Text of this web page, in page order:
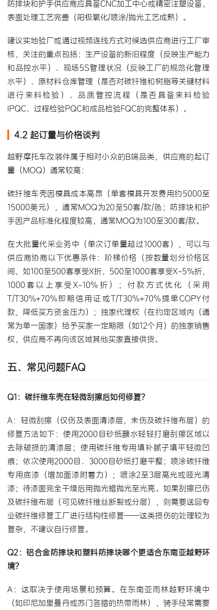
防摔块和护手供应商应具备CNC加工中心或精密注塑设备，
表面处理工艺完善（阳极氧化/喷涂/抛光工艺成熟）。
建议实地验厂或通过视频连线方式对候选供应商进行工厂审
核，关注的重点包括：生产设备的新旧程度（反映生产能力
和品控水平）、现场5S管理状况（反映工厂的规范化管理
水平）、原材料仓库管理（是否对碳纤维和树脂等关键材料
进行来料检验）、品质管控流程（是否具备来料检验
IPQC、过程检验PQC和成品检验FQC的完整体系）。
4.2 起订量与价格谈判
越野摩托车改装件属于相对小众的B端品类，供应商的起订
量（MOQ）通常较高：
碳纤维车壳因模具成本高昂（单套模具开发费用约5000至
15000美元），通常MOQ为20至50套/款/色；防摔块和护
手因产品标准化程度较高，通常MOQ为100至300套/款。
在大批量代采业务中（单次订单量超过1000套），可以与
供应商协商以下优惠条件：阶梯价格（按数量划分价格区
间，如100至500套享受X折，500至1000套享受X-5%折，
1000套以上享受X-10%折）；付款方式优化（采用
T/T30%+70%即期信用证或T/T30%+70%提单COPY付
款，降低买方资金压力）；独家代理权（在约定区域内（通
常为单一国家）给予买家一定期限（如12个月）的独家销售
权，供应商不再向该区域其他买家直接供货。
五、常见问题FAQ
Q1：碳纤维车壳在轻微刮擦后如何修复？
A：轻微刮擦（仅伤及表面清漆层，未伤及碳纤维布层）的
修复方法如下：使用2000目砂纸蘸水轻轻打磨刮擦区域以
去除破损的清漆层；使用碳纤维专用填补腻子填平轻微凹
痕；依次使用2000目、3000目砂纸打磨平整；喷涂碳纤维
专用底漆（增加面漆附着力）；喷涂2至3层高光或哑光清
漆；待漆面完全干燥后用抛光蜡抛光至光亮。如果刮擦已伤
及碳纤维布层（可见碳纤维丝断裂或分层），则需要送回专
业碳纤维修复工厂进行结构性修复——这类损伤的处理较为
复杂，不建议自行修复。
Q2：铝合金防摔块和塑料防摔块哪个更适合东南亚越野环
境？
A：这取决于使用场景和预算。在东南亚雨林越野环境中
（如印尼加里曼丹或苏门答腊的热带雨林），骑手经常需要